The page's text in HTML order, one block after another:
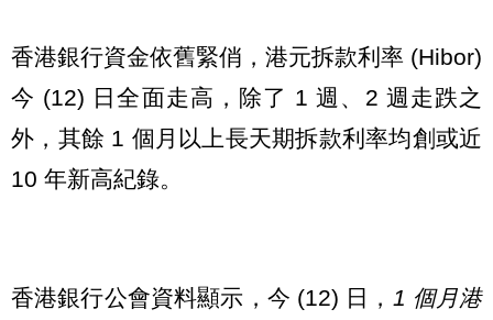
香港銀行資金依舊緊俏，港元拆款利率 (Hibor)
今 (12) 日全面走高，除了 1 週、2 週走跌之
外，其餘 1 個月以上長天期拆款利率均創或近
10 年新高紀錄。
香港銀行公會資料顯示，今 (12) 日， 1 個月港